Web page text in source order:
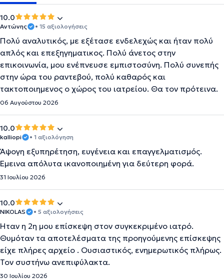
10.0
Αντώνης • 15 αξιολογήσεις
Πολύ αναλυτικός, με εξέτασε ενδελεχώς και ήταν πολύ
απλός και επεξηγηματικος. Πολύ άνετος στην
επικοινωνία, μου ενέπνευσε εμπιστοσύνη. Πολύ συνεπής
στην ώρα του ραντεβού, πολύ καθαρός και
τακτοποιημενος ο χώρος του ιατρείου. Θα τον πρότεινα.
06 Αυγούστου 2026
10.0
kalliopi • 1 αξιολόγηση
Άψογη εξυπηρέτηση, ευγένεια και επαγγελματισμός.
Έμεινα απόλυτα ικανοποιημένη για δεύτερη φορά.
31 Ιουλίου 2026
10.0
NIKOLAS • 5 αξιολογήσεις
Ήταν η 2η μου επίσκεψη στον συγκεκριμένο ιατρό.
Θυμόταν τα αποτελέσματα της προηγούμενης επίσκεψης
είχε πλήρες αρχείο . Ουσιαστικός, ενημερωτικός πλήρως.
Τον συστήνω ανεπιφύλακτα.
30 Ιουλίου 2026